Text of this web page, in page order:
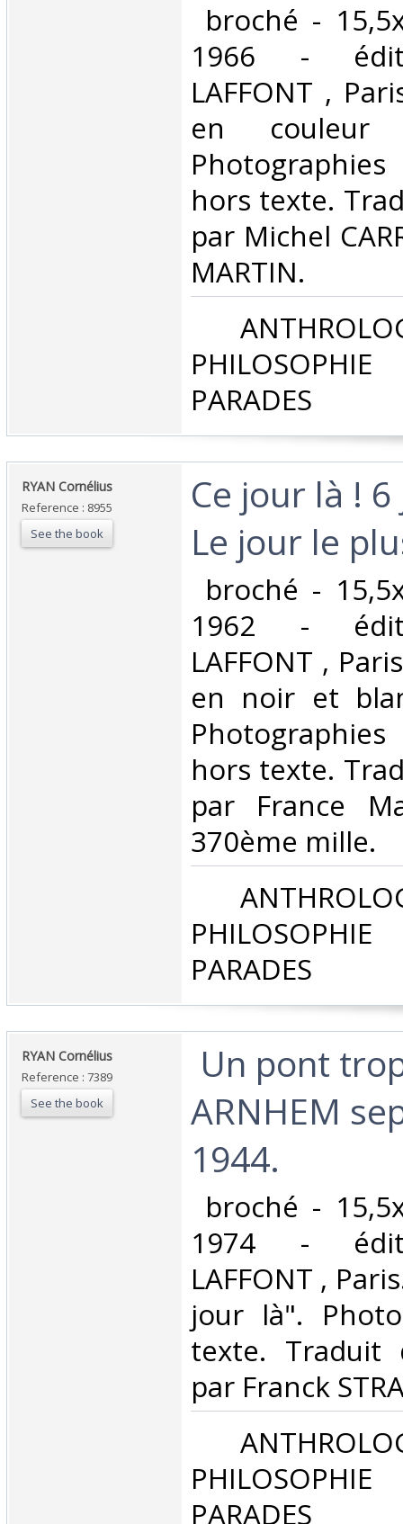
broché -
1966 -
LAFFONT ,
en couleur
hors texte.
par Michel
MARTIN. ‎
PHILOSOPHIE
PARADES‎
‎RYAN Cornélius‎
Reference : 8955
See the book
‎Ce jour là !
Le jour le
broché -
1962 -
LAFFONT ,
en noir et
hors texte.
par France
370ème mille. ‎
PHILOSOPHIE
PARADES‎
‎RYAN Cornélius‎
Reference : 7389
See the book
Un pont
ARNHEM
1944. ‎
broché -
1974 -
LAFFONT ,
jour là".
texte. Traduit
par Franck
PHILOSOPHIE
PARADES‎